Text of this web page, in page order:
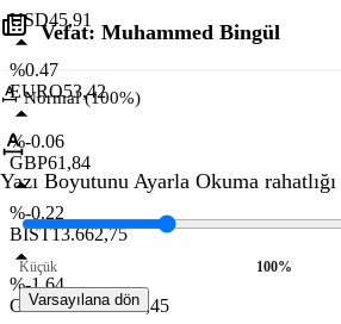
USD45,91
%0.47
EURO53,42
%-0.06
GBP61,84
%-0.22
BIST13.662,75
%-1.64
GR. ALTIN6.658,45
Vefat: Muhammed Bingül
Normal (100%)
Yazı Boyutunu Ayarla Okuma
Küçük 100%
Varsayılana dön